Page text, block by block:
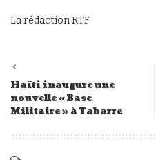
La rédaction RTF
Haïti inaugure une
nouvelle « Base
Militaire » à Tabarre